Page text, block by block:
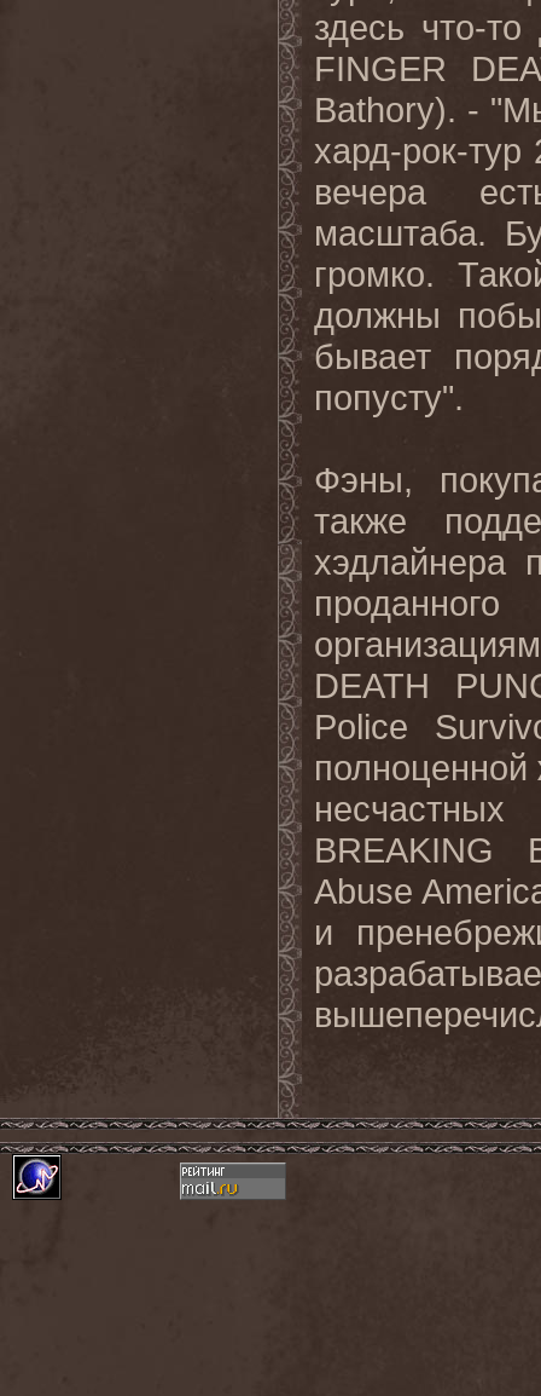
здесь что-
FINGER
Bathory). -
хард-рок-
вечера
масштаба.
громко.
должны
бывает
попусту".
Фэны,
также
хэдлайнера
DEATH
Police
полноценной
BREAKING
Abuse
и